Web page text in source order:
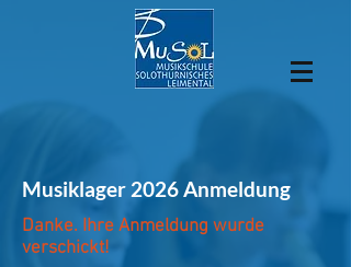
Musiklager 2026 Anmeldung
Danke. Ihre Anmeldung wurde
verschickt!